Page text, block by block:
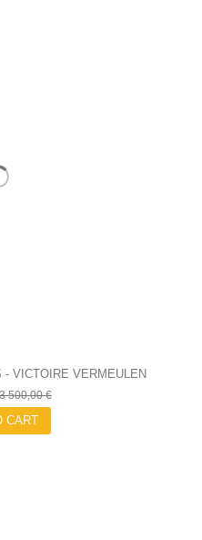
- VICTOIRE VERMEULEN
3 500,00 €
CART